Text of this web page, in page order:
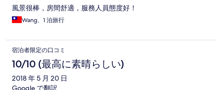
風景很棒，房間舒適，服務人員態度好！
Wang、1 泊旅行
宿泊者限定の口コミ
10/10 (最高に素晴らしい)
2018 年 5 月 20 日
Google で翻訳